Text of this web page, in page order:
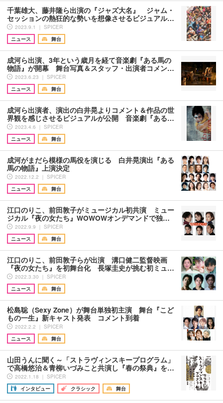
千葉雄大、藤井隆ら出演の『ジャズ大名』 ジャム・
セッションの熱狂的な勢いを想像させるビジュアル…
2023.9.1 ｜ SPICER
ニュース
舞台
成河ら出演、3年という歳月を経て音楽劇『ある馬の
物語』が開幕 舞台写真＆スタッフ・出演者コメン…
2023.6.23 ｜ SPICER
ニュース
舞台
成河ら出演者、演出の白井晃よりコメント＆作品の世
界観を感じさせるビジュアルが公開 音楽劇『ある…
2023.4.6 ｜ SPICER
ニュース
舞台
成河がまだら模様の馬役を演じる 白井晃演出『ある
馬の物語』上演決定
2022.12.2 ｜ SPICER
ニュース
舞台
江口のりこ、前田敦子がミュージカル初共演 ミュー
ジカル『夜の女たち』WOWOWオンデマンドで独…
2022.9.9 ｜ SPICER
ニュース
舞台
江口のりこ、前田敦子らが出演 溝口健二監督映画
『夜の女たち』を初舞台化 長塚圭史が挑む初ミュ…
2022.3.30 ｜ SPICER
ニュース
舞台
松島聡（Sexy Zone）が舞台単独初主演 舞台『こど
もの一生』新キャスト発表 コメント到着
2022.2.2 ｜ SPICER
ニュース
舞台
山田うんに聞く～「ストラヴィンスキープログラム」
で高橋悠治＆青柳いづみこと共演し『春の祭典』を…
2022.1.18 ｜ SPICER
インタビュー
クラシック 舞台